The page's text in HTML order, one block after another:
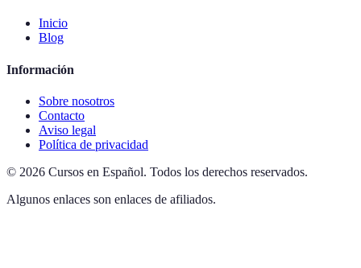
Inicio
Blog
Información
Sobre nosotros
Contacto
Aviso legal
Política de privacidad
© 2026 Cursos en Español. Todos los derechos reservados.
Algunos enlaces son enlaces de afiliados.